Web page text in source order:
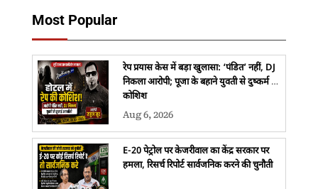
Most Popular
रेप प्रयास केस में बड़ा खुलासा: ‘पंडित’ नहीं, DJ
निकला आरोपी; पूजा के बहाने युवती से दुष्कर्म की
कोशिश
Aug 6, 2026
E-20 पेट्रोल पर केजरीवाल का केंद्र सरकार पर
हमला, रिसर्च रिपोर्ट सार्वजनिक करने की चुनौती